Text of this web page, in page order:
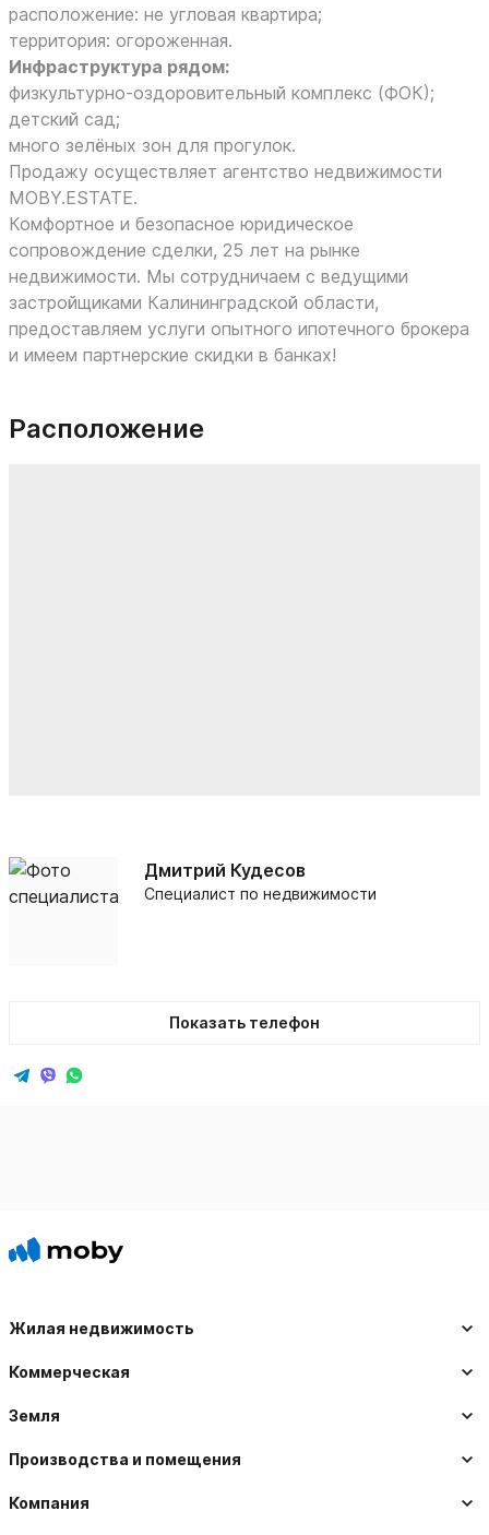
расположение: не угловая квартира;
территория: огороженная.
Инфраструктура рядом:
физкультурно‑оздоровительный комплекс (ФОК);
детский сад;
много зелёных зон для прогулок.
Продажу осуществляет агентство недвижимости
MOBY.ESTATE.
Комфортное и безопасное юридическое
сопровождение сделки, 25 лет на рынке
недвижимости. Мы сотрудничаем с ведущими
застройщиками Калининградской области,
предоставляем услуги опытного ипотечного брокера
и имеем партнерские скидки в банках!
Расположение
Дмитрий Кудесов
Специалист по недвижимости
Показать телефон
Жилая недвижимость
Коммерческая
Земля
Производства и помещения
Компания